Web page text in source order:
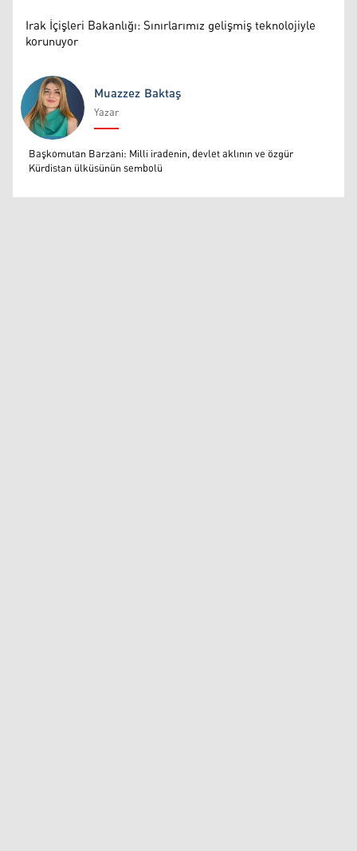
Irak İçişleri Bakanlığı: Sınırlarımız gelişmiş teknolojiyle
korunuyor
Muazzez Baktaş
Muazzez Baktaş
Yazar
Başkomutan Barzani: Milli iradenin, devlet aklının ve özgür
Kürdistan ülküsünün sembolü